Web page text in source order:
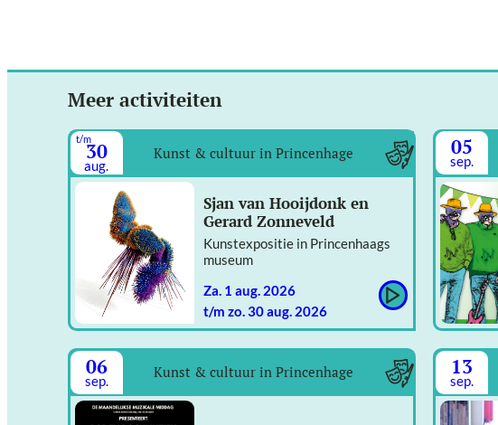
Meer activiteiten
t/m30
aug.
Kunst & cultuur in Princenhage
Sjan van Hooijdonk en
Gerard Zonneveld
Kunstexpositie in Princenhaags
museum
za. 1 aug. 2026
t/m zo. 30 aug. 2026
05
sep.
06
sep. Kunst & cultuur in Princenhage 13
sep.